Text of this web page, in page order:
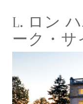
L. ロン
ーク・サ